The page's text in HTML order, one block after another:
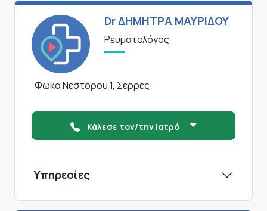
Dr ΔΗΜΗΤΡΑ ΜΑΥΡΙΔΟΥ
Ρευματολόγος
Φωκα Νεστορου 1, Σερρες
Κάλεσε τον/την Ιατρό
Υπηρεσίες